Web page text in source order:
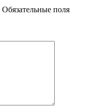
Обязательные поля